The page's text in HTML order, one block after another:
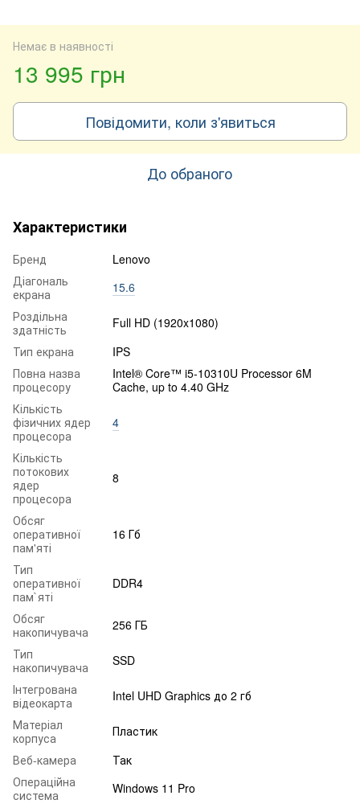
Немає в наявності
13 995 грн
Повідомити, коли з'явиться
До обраного
Характеристики
Бренд
Lenovo
Діагональ
екрана
15.6
Роздільна
здатність
Full HD (1920x1080)
Тип екрана
IPS
Повна назва
процесору
Intel® Core™ i5-10310U Processor 6M
Cache, up to 4.40 GHz
Кількість
фізичних ядер
процесора
4
Кількість
потокових
ядер
процесора
8
Обсяг
оперативної
пам'яті
16 Гб
Тип
оперативної
пам`яті
DDR4
Обсяг
накопичувача
256 ГБ
Тип
накопичувача
SSD
Інтегрована
відеокарта
Intel UHD Graphics до 2 гб
Матеріал
корпуса
Пластик
Веб-камера
Так
Операційна
система
Windows 11 Pro